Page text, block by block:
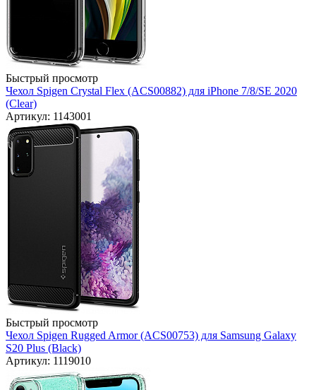
Быстрый просмотр
Чехол Spigen Crystal Flex (ACS00882) для iPhone 7/8/SE 2020
(Clear)
Артикул: 1143001
Быстрый просмотр
Чехол Spigen Rugged Armor (ACS00753) для Samsung Galaxy
S20 Plus (Black)
Артикул: 1119010